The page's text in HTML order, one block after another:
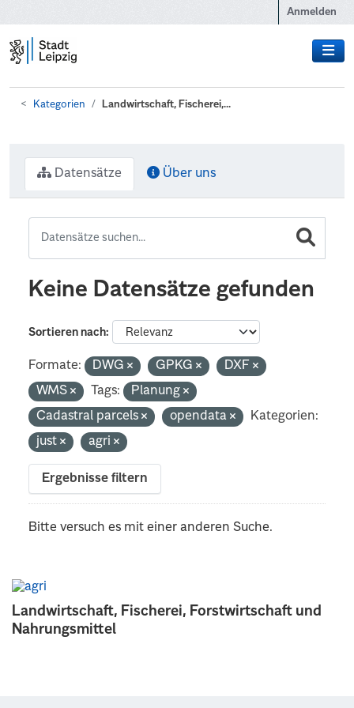
Anmelden
Kategorien Landwirtschaft, Fischerei,...
Landwirtschaft, Fischerei, Forstwirtschaft und
Nahrungsmittel
Datensätze Über uns
Keine Datensätze gefunden
Sortieren nach
Formate: DWG GPKG
DXF
WMS
Tags:
Planung
Cadastral parcels
opendata
Kategorien:
just
agri
Ergebnisse filtern
Bitte versuch es mit einer anderen Suche.